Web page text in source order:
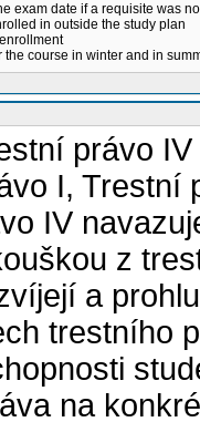
exam date if a requisite was
in outside the study plan
the course in winter and in
právo
I, Trestní
IV
z
a
trestního
na